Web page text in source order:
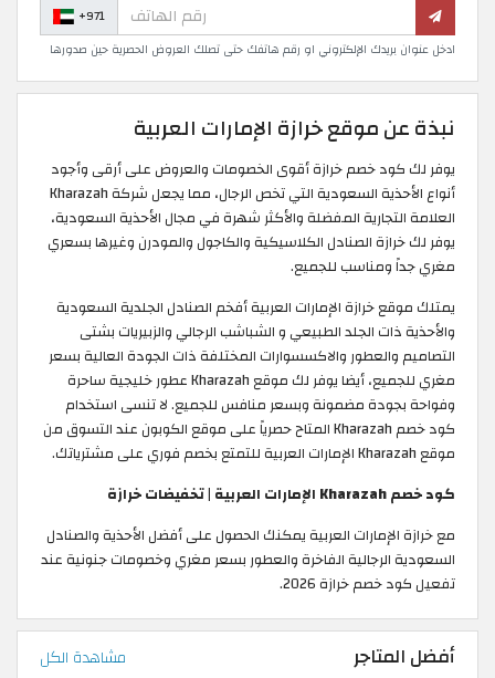
+971
ادخل عنوان بريدك الإلكتروني او رقم هاتفك حتى تصلك العروض الحصرية حين صدورها
نبذة عن موقع خرازة الإمارات العربية
يوفر لك كود خصم خرازة أقوى الخصومات والعروض على أرقى وأجود
أنواع الأحذية السعودية التي تخص الرجال، مما يجعل شركة Kharazah
العلامة التجارية المفضلة والأكثر شهرة في مجال الأحذية السعودية،
يوفر لك خرازة الصنادل الكلاسيكية والكاجول والمودرن وغيرها بسعري
مغري جداً ومناسب للجميع.
يمتلك موقع خرازة الإمارات العربية أفخم الصنادل الجلدية السعودية
والأحذية ذات الجلد الطبيعي و الشباشب الرجالي والزبيريات بشتى
التصاميم والعطور والاكسسوارات المختلفة ذات الجودة العالية بسعر
مغري للجميع، أيضا يوفر لك موقع Kharazah عطور خليجية ساحرة
وفواحة بجودة مضمونة وبسعر منافس للجميع. لا تنسى استخدام
كود خصم Kharazah المتاح حصرياً على موقع الكوبون عند التسوق من
موقع Kharazah الإمارات العربية للتمتع بخصم فوري على مشترياتك. ​
كود خصم Kharazah الإمارات العربية | تخفيضات خرازة
مع خرازة الإمارات العربية يمكنك الحصول على أفضل الأحذية والصنادل
السعودية الرجالية الفاخرة والعطور بسعر مغري وخصومات جنونية عند
تفعيل كود خصم خرازة 2026.
أفضل المتاجر مشاهدة الكل